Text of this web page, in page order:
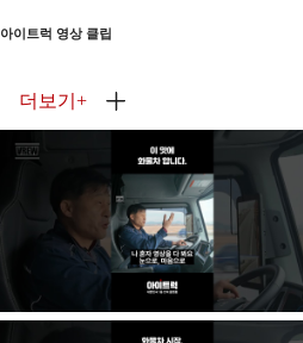
아이트럭 영상 클립
더보기 +